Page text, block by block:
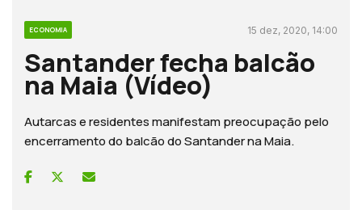
ECONOMIA 15 dez, 2020, 14:00
Santander fecha balcão
na Maia (Vídeo)
Autarcas e residentes manifestam preocupação pelo
encerramento do balcão do Santander na Maia.